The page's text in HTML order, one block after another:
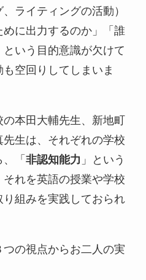
ライティングの活動）
に出力するのか」「誰
いう目的意識が欠けて
空回りしてしまいま
本田大輔先生、新地町
生は、それぞれの学校
「 非認知能力 」という
れを英語の授業や学校
組みを実践しておられ
の視点からお二人の実